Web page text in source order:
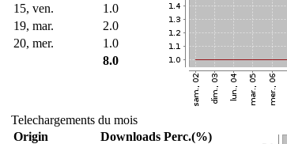
15, ven.
1.0
19, mar.
2.0
20, mer.
1.0
8.0
Telechargements du mois
Origin
Downloads Perc.(%)